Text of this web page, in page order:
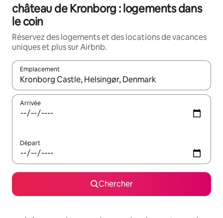
château de Kronborg : logements dans
le coin
Réservez des logements et des locations de vacances
uniques et plus sur Airbnb.
Emplacement
Quand les résultats sont affichés, parcourez-les en utilisant
Arrivée
Départ
Chercher